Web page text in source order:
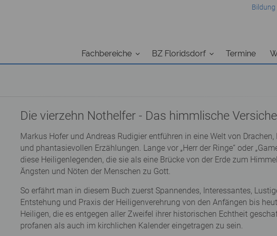
Bildung
Fachbereiche BZ Floridsdorf Termine
Die vierzehn Nothelfer - Das himmlische
Markus Hofer und Andreas Rudigier entführen in eine Welt von Drachen,
und phantasievollen Erzählungen. Lange vor „Herr der Ringe“ oder
diese Heiligenlegenden, die sie als eine Brücke von der Erde zum
Ängsten und Nöten der Menschen zu Gott.
So erfährt man in diesem Buch zuerst Spannendes, Interessantes,
Entstehung und Praxis der Heiligenverehrung von den Anfängen bis
Heiligen, die es entgegen aller Zweifel ihrer historischen Echtheit
profanen als auch im kirchlichen Kalender eingetragen zu sein.